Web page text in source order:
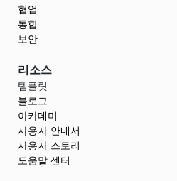
는 시작점을 찾아보세요.
협업
통합
보안
리소스
템플릿
블로그
아카데미
사용자 안내서
사용자 스토리
도움말 센터